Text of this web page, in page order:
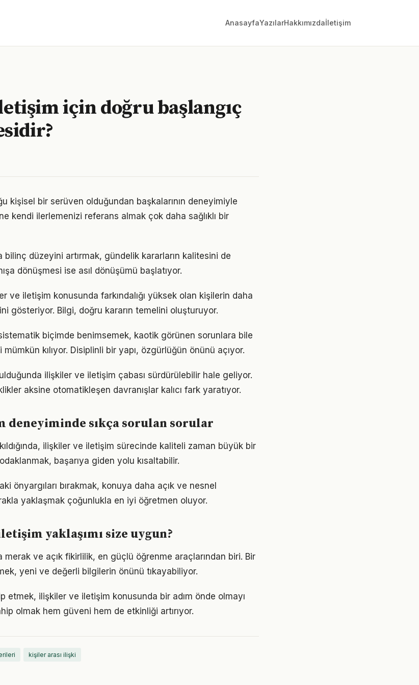
AnasayfaYazılarHakkımızdaİletişim
için doğru başlangıç
kişisel bir serüven olduğundan başkalarının deneyimiyle
kendi ilerlemenizi referans almak çok daha sağlıklı bir
bilinç düzeyini artırmak, gündelik kararların kalitesini de
dönüşmesi ise asıl dönüşümü başlatıyor.
ve iletişim konusunda farkındalığı yüksek olan kişilerin daha
gösteriyor. Bilgi, doğru kararın temelini oluşturuyor.
biçimde benimsemek, kaotik görünen sorunlara bile
kılıyor. Disiplinli bir yapı, özgürlüğün önünü açıyor.
ilişkiler ve iletişim çabası sürdürülebilir hale geliyor.
aksine otomatikleşen davranışlar kalıcı fark yaratıyor.
sıkça sorulan sorular
ilişkiler ve iletişim sürecinde kaliteli zaman büyük bir
başarıya giden yolu kısaltabilir.
önyargıları bırakmak, konuya daha açık ve nesnel
yaklaşmak çoğunlukla en iyi öğretmen oluyor.
yaklaşımı size uygun?
merak ve açık fikirlilik, en güçlü öğrenme araçlarından biri. Bir
yeni ve değerli bilgilerin önünü tıkayabiliyor.
etmek, ilişkiler ve iletişim konusunda bir adım önde olmayı
olmak hem güveni hem de etkinliği artırıyor.
kişiler arası ilişki